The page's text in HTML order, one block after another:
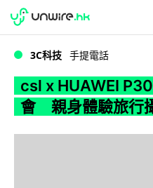
WWDC 2026
3C科技 手提電話
csl x HUAWEI
會 親身體驗旅行